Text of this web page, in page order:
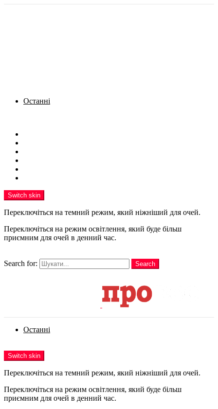
Останні
Switch skin
Переключіться на темний режим, який ніжніший для очей.
Переключіться на режим освітлення, який буде більш
приємним для очей в денний час.
Search for:
Search
Останні
Switch skin
Переключіться на темний режим, який ніжніший для очей.
Переключіться на режим освітлення, який буде більш
приємним для очей в денний час.